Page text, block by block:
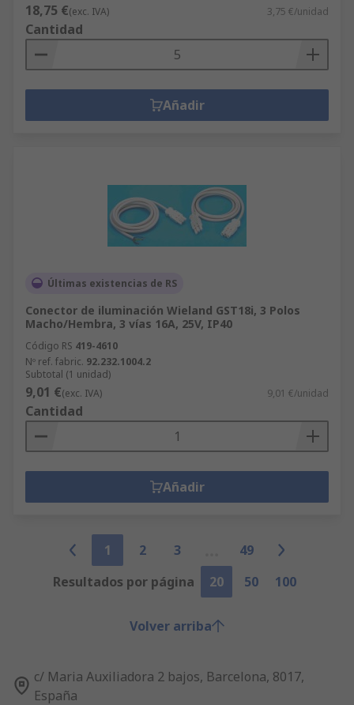
18,75 €(exc. IVA) 3,75 €/unidad
Cantidad
Añadir
Últimas existencias de RS
Conector de iluminación Wieland GST18i, 3 Polos
Macho/Hembra, 3 vías 16A, 25V, IP40
Código RS 419-4610
Nº ref. fabric. 92.232.1004.2
Subtotal (1 unidad)
9,01 €(exc. IVA) 9,01 €/unidad
Cantidad
Añadir
1 2 3
49
Resultados por página
20 50 100
Volver arriba
c/ Maria Auxiliadora 2 bajos, Barcelona, 8017,
España